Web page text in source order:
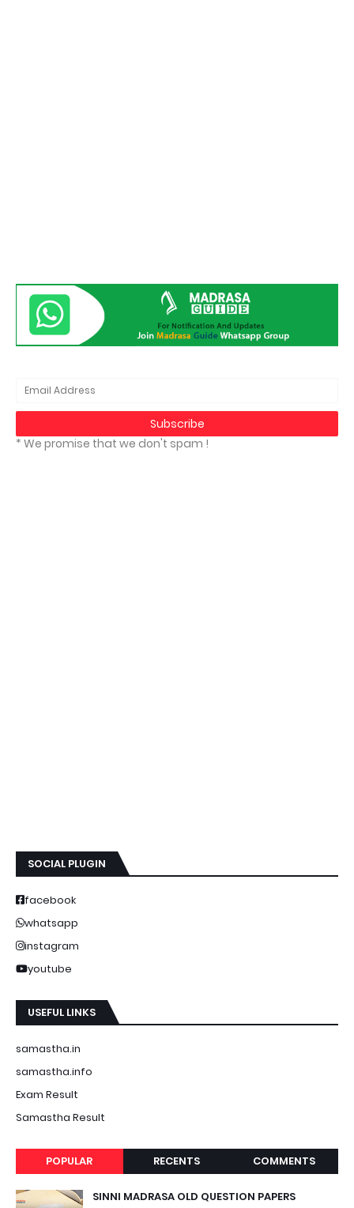
* We promise that we don't spam !
SOCIAL PLUGIN
facebook
whatsapp
instagram
youtube
USEFUL LINKS
samastha.in
samastha.info
Exam Result
Samastha Result
POPULAR RECENTS COMMENTS
SINNI MADRASA OLD QUESTION PAPERS